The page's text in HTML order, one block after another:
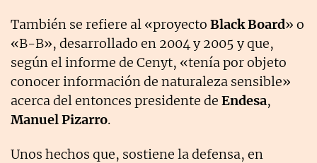
También se refiere al «proyecto Black Board» o
«B-B», desarrollado en 2004 y 2005 y que,
según el informe de Cenyt, «tenía por objeto
conocer información de naturaleza sensible»
acerca del entonces presidente de Endesa,
Manuel Pizarro.
Unos hechos que, sostiene la defensa, en